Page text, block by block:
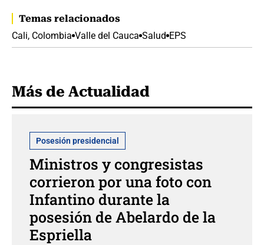
Temas relacionados
Cali, Colombia Valle del Cauca Salud EPS
Más de Actualidad
Posesión presidencial
Ministros y congresistas
corrieron por una foto con
Infantino durante la
posesión de Abelardo de la
Espriella